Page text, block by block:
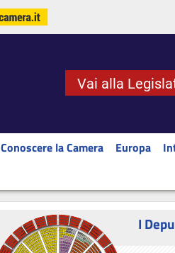
Vai alla
Conoscere la Camera Europa
I